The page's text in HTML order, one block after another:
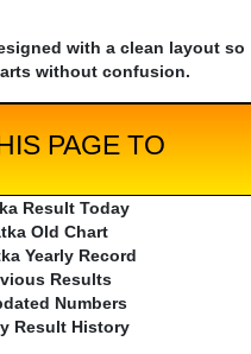
with a clean layout so
without confusion.
PAGE TO
Result Today
Old Chart
Yearly Record
Results
Numbers
Result History